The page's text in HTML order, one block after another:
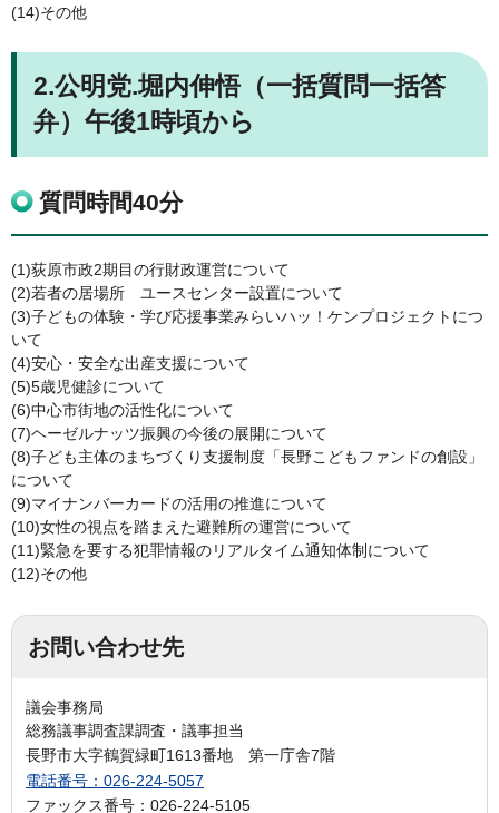
(14)その他
2.公明党.堀内伸悟（一括質問一括答
弁）午後1時頃から
質問時間40分
(1)荻原市政2期目の行財政運営について
(2)若者の居場所 ユースセンター設置について
(3)子どもの体験・学び応援事業みらいハッ！ケンプロジェクトにつ
いて
(4)安心・安全な出産支援について
(5)5歳児健診について
(6)中心市街地の活性化について
(7)ヘーゼルナッツ振興の今後の展開について
(8)子ども主体のまちづくり支援制度「長野こどもファンドの創設」
について
(9)マイナンバーカードの活用の推進について
(10)女性の視点を踏まえた避難所の運営について
(11)緊急を要する犯罪情報のリアルタイム通知体制について
(12)その他
お問い合わせ先
議会事務局
総務議事調査課調査・議事担当
長野市大字鶴賀緑町1613番地 第一庁舎7階
電話番号：026-224-5057
ファックス番号：026-224-5105